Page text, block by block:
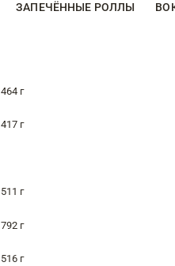
ЗАПЕЧЁННЫЕ РОЛЛЫ
464 г
417 г
511 г
792 г
516 г